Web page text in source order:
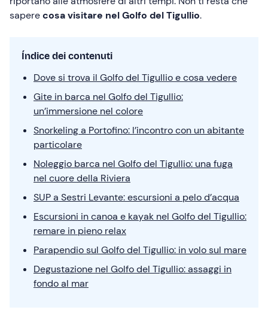
saperecosa visitare nel Golfo del Tigullio.
Índice dei contenuti
Dove si trova il Golfo del Tigullio e cosa vedere
Gite in barca nel Golfo del Tigullio:
un’immersione nel colore
Snorkeling a Portofino: l’incontro con un abitante
particolare
Noleggio barca nel Golfo del Tigullio: una fuga
nel cuore della Riviera
SUP a Sestri Levante: escursioni a pelo d’acqua
Escursioni in canoa e kayak nel Golfo del Tigullio:
remare in pieno relax
Parapendio sul Golfo del Tigullio: in volo sul mare
Degustazione nel Golfo del Tigullio: assaggi in
fondo al mar